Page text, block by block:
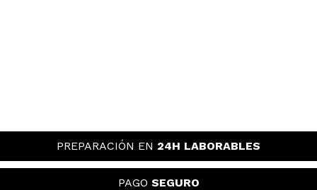
PREPARACIÓN EN 24H LABORABLES
PAGO SEGURO